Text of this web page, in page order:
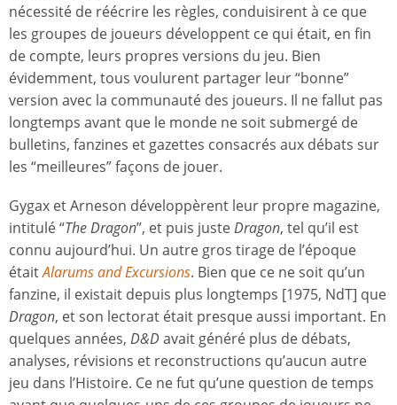
nécessité de réécrire les règles, conduisirent à ce que
les groupes de joueurs développent ce qui était, en fin
de compte, leurs propres versions du jeu. Bien
évidemment, tous voulurent partager leur “bonne”
version avec la communauté des joueurs. Il ne fallut pas
longtemps avant que le monde ne soit submergé de
bulletins, fanzines et gazettes consacrés aux débats sur
les “meilleures” façons de jouer.
Gygax et Arneson développèrent leur propre magazine,
intitulé “The Dragon”, et puis justeDragon, tel qu’il est
connu aujourd’hui. Un autre gros tirage de l’époque
étaitAlarums and Excursions. Bien que ce ne soit qu’un
fanzine, il existait depuis plus longtemps [1975, NdT] que
Dragon, et son lectorat était presque aussi important. En
quelques années, D&Davait généré plus de débats,
analyses, révisions et reconstructions qu’aucun autre
jeu dans l’Histoire. Ce ne fut qu’une question de temps